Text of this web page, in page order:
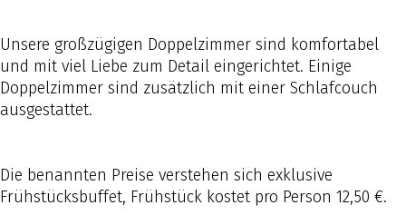
Unsere großzügigen Doppelzimmer sind komfortabel
und mit viel Liebe zum Detail eingerichtet. Einige
Doppelzimmer sind zusätzlich mit einer Schlafcouch
ausgestattet.
Die benannten Preise verstehen sich exklusive
Frühstücksbuffet, Frühstück kostet pro Person 12,50 €.